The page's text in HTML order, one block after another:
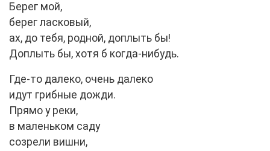
Берег мой,
берег ласковый,
ах, до тебя, родной, доплыть бы!
Доплыть бы, хотя б когда-нибудь.
Где-то далеко, очень далеко
идут грибные дожди.
Прямо у реки,
в маленьком саду
созрели вишни,